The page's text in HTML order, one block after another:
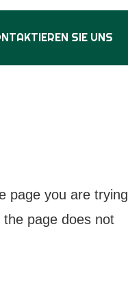
SIE UNS
page you are trying
page does not